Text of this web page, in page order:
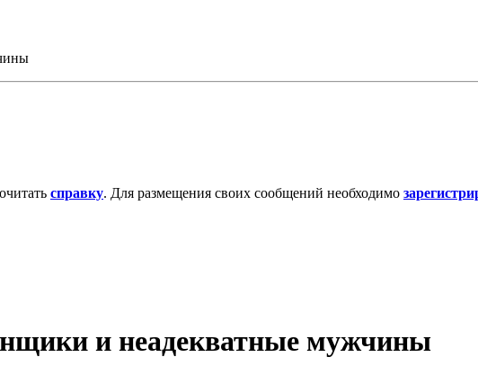
справку. Для размещения своих сообщений необходимо
и неадекватные мужчины